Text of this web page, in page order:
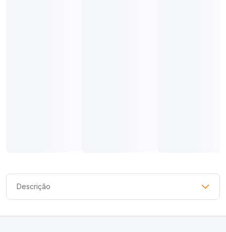
Descrição
conforto e estilo no dia a dia ou nos treinos.